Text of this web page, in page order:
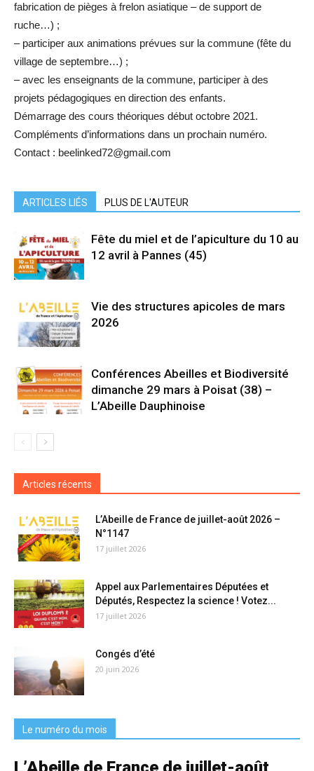
fabrication de pièges à frelon asiatique – de support de
ruche…) ;
– participer aux animations prévues sur la commune (fête du
village de septembre…) ;
– avec les enseignants de la commune, participer à des
projets pédagogiques en direction des enfants.
Démarrage des cours théoriques début octobre 2021.
Compléments d’informations dans un prochain numéro.
Contact : beelinked72@gmail.com
ARTICLES LIÉS PLUS DE L'AUTEUR
Fête du miel et de l’apiculture du 10 au
12 avril à Pannes (45)
Vie des structures apicoles de mars
2026
Conférences Abeilles et Biodiversité
dimanche 29 mars à Poisat (38) –
L’Abeille Dauphinoise
Articles récents
L’Abeille de France de juillet-août 2026 –
N°1147
17 juillet 2026
Appel aux Parlementaires Députées et
Députés, Respectez la science ! Votez...
17 juillet 2026
Congés d’été
20 juin 2026
Le numéro du mois